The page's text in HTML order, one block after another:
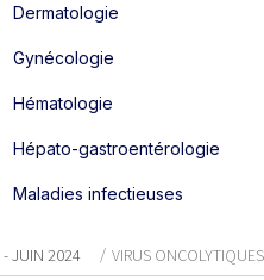
Dermatologie
Gynécologie
Hématologie
Hépato-gastroentérologie
Maladies infectieuses
- JUIN 2024 VIRUS